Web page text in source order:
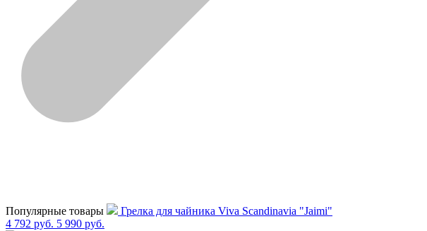
Популярные товары
Грелка для чайника Viva Scandinavia "Jaimi"
4 792 руб. 5 990 руб.